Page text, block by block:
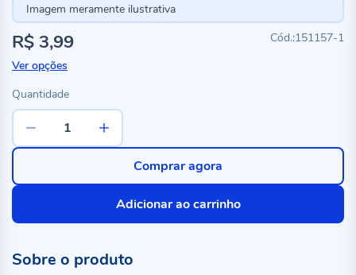
Imagem meramente ilustrativa
151157-1
R$ 3,99
Ver opções
Quantidade
Adicionar ao carrinho
Comprar agora
Sobre o produto